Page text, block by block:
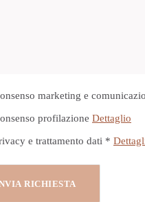
marketing e
profilazione Dettaglio
e trattamento dati *